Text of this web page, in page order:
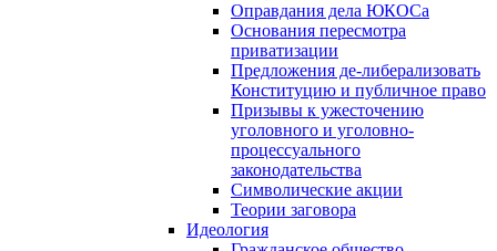
Оправдания дела ЮКОСа
Основания пересмотра
приватизации
Предложения де-либерализовать
Конституцию и публичное право
Призывы к ужесточению
уголовного и уголовно-
процессуального
законодательства
Символические акции
Теории заговора
Идеология